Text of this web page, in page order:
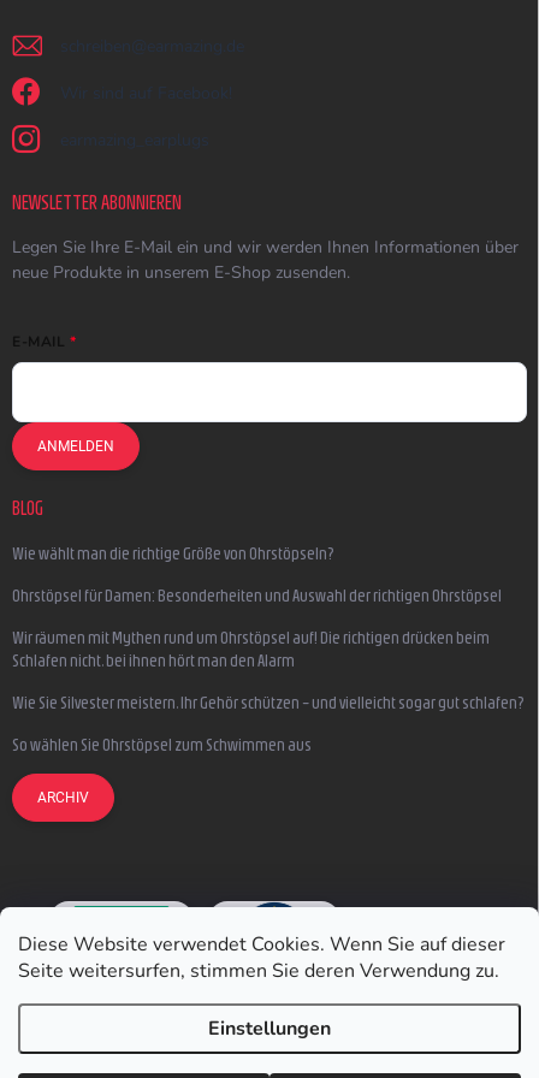
Diese Website verwendet Cookies. Wenn Sie auf dieser
Seite weitersurfen, stimmen Sie deren Verwendung zu.
Einstellungen
schreiben @ earmazing.de
Wir sind auf Facebook!
earmazing_earplugs
NEWSLETTER ABONNIEREN
Legen Sie Ihre E-Mail ein und wir werden Ihnen Informationen über
neue Produkte in unserem E-Shop zusenden.
E-MAIL
ANMELDEN
BLOG
Wie wählt man die richtige Größe von Ohrstöpseln?
Ohrstöpsel für Damen: Besonderheiten und Auswahl der richtigen Ohrstöpsel
Wir räumen mit Mythen rund um Ohrstöpsel auf! Die richtigen drücken beim
Schlafen nicht, bei ihnen hört man den Alarm
Wie Sie Silvester meistern, Ihr Gehör schützen – und vielleicht sogar gut schlafen?
So wählen Sie Ohrstöpsel zum Schwimmen aus
ARCHIV